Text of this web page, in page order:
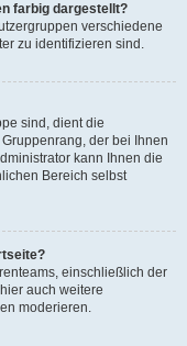
farbig dargestellt?
verschiedene
zu identifizieren sind.
sind, dient die
der bei Ihnen
kann Ihnen die
Bereich selbst
einschließlich der
auch weitere
moderieren.